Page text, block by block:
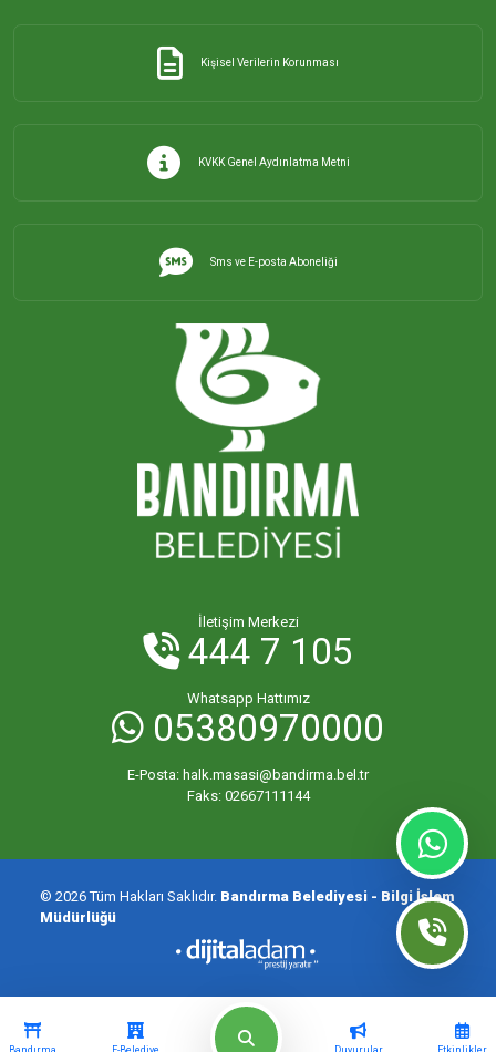
Bandırma E-Belediye Duyurular Etkinlikler
Kişisel Verilerin Korunması
KVKK Genel Aydınlatma Metni
Sms ve E-posta Aboneliği
İletişim Merkezi
444 7 105
Whatsapp Hattımız
05380970000
E-Posta: halk.masasi@bandirma.bel.tr
Faks: 02667111144
© 2026 Tüm Hakları Saklıdır. Bandırma Belediyesi - Bilgi İşlem
Müdürlüğü